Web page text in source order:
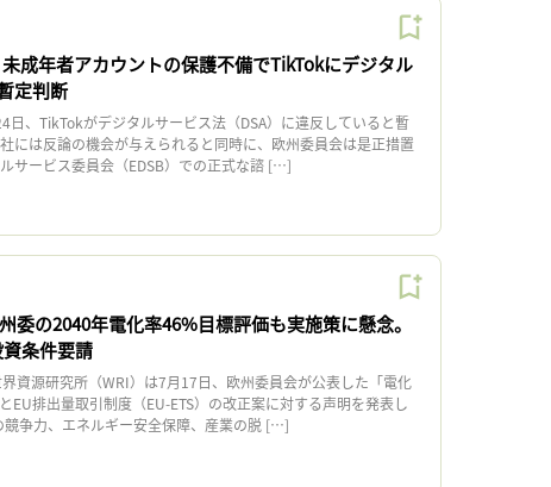
未成年者アカウントの保護不備でTikTokにデジタル
定判断
日、TikTokがデジタルサービス法（DSA）に違反していると暫
には反論の機会が与えられると同時に、欧州委員会は是正措置
サービス委員会（EDSB）での正式な諮 […]
州委の2040年電化率46%目標評価も実施策に懸念。
条件要請
資源研究所（WRI）は7月17日、欧州委員会が公表した「電化
EU排出量取引制度（EU-ETS）の改正案に対する声明を発表し
競争力、エネルギー安全保障、産業の脱 […]